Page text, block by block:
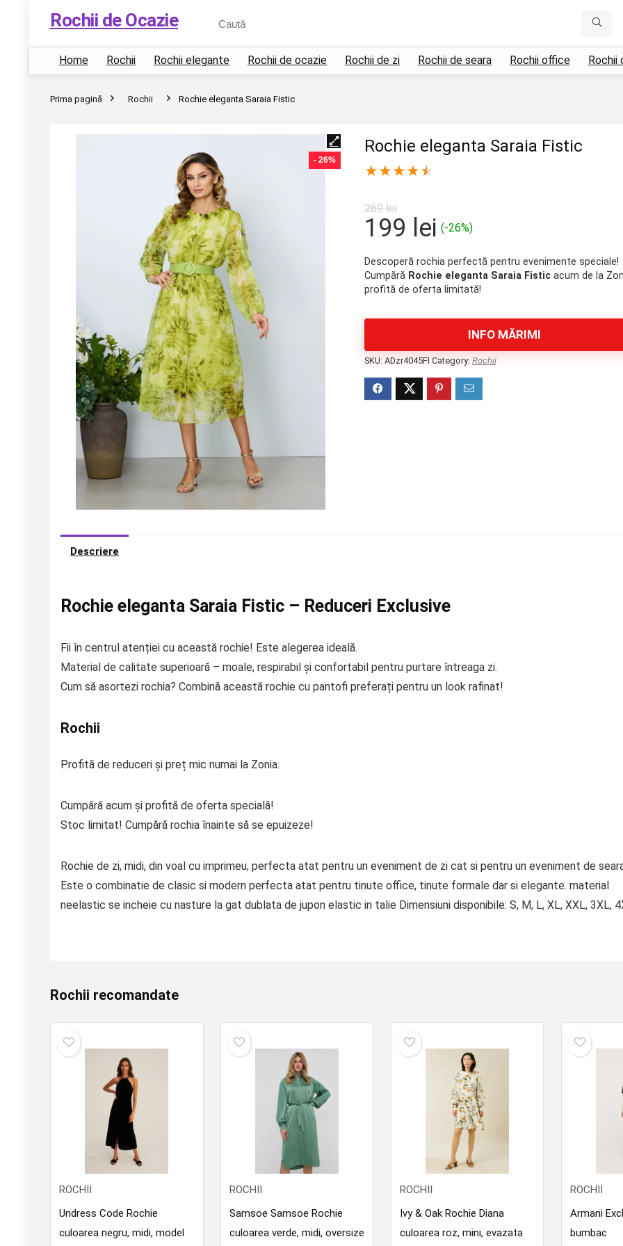
Rochii de Ocazie
Home Rochii Rochii elegante Rochii de ocazie Rochii de zi Rochii de seara Rochii office Rochii
Prima pagină Rochii Rochie eleganta Saraia Fistic
- 26%
Rochie eleganta Saraia Fistic
★★★★★
269lei
Prețul
a
fost:
199 leiPrețul
este:
199 lei.
(-26%)
Descoperă rochia perfectă pentru evenimente speciale!
Cumpără Rochie eleganta Saraia Fisticacum de la
profită de oferta limitată!
INFO MĂRIMI
SKU: ADzr4045FI Category: Rochii
Descriere
Rochie eleganta Saraia Fistic – Reduceri Exclusive
Fii în centrul atenției cu această rochie! Este alegerea ideală.
Material de calitate superioară – moale, respirabil și confortabil pentru purtare întreaga zi.
Cum să asortezi rochia? Combină această rochie cu pantofi preferați pentru un look rafinat!
Rochii
Profită de reduceri și preț mic numai la Zonia.
Cumpără acum și profită de oferta specială!
Stoc limitat! Cumpără rochia înainte să se epuizeze!
Rochie de zi, midi, din voal cu imprimeu, perfecta atat pentru un eveniment de zi cat si pentru un eveniment de
Este o combinatie de clasic si modern perfecta atat pentru tinute office, tinute formale dar si elegante. material
neelastic se incheie cu nasture la gat dublata de jupon elastic in talie Dimensiuni disponibile: S, M, L, XL, XXL, 3XL,
Rochii recomandate
ROCHII
Undress Code Rochie
culoarea negru, midi, model
ROCHII
Samsoe Samsoe Rochie
culoarea verde, midi, oversize
ROCHII
Ivy & Oak Rochie Diana
culoarea roz, mini, evazata
ROCHII
Armani
bumbac